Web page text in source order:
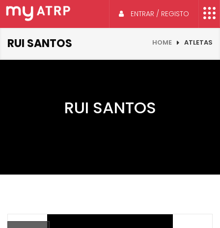
ENTRAR / REGISTO
RUI SANTOS HOME ATLETAS
RUI SANTOS